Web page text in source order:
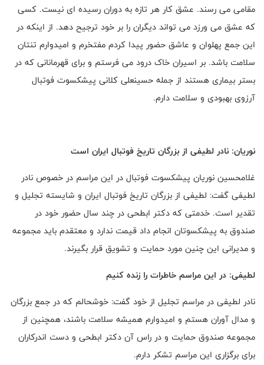
مقامی می رسند. عشق کار هر تازه به دوران رسیده ای نیست. کسی
که عشق می ورزد می تواند دیگران را بر خود ترجیح دهد. از اینکه در
این جمع پهلوان و عاشق حضور پیدا کردم مفتخرم و امیدوارم تنتان
سلامت باشد. بر اسیران خاک درود می فرستم و برای قهرمانانی که در
بستر بیماری هستند از جمله حسینعلی کلانی پیشکسوت فوتبال
آرزوی بهبودی و سلامت دارم.
نوریان: نادر لطیفی از بزرگان تاریخ فوتبال ایران است
غلامحسین نوریان پیشکسوت فوتبال در این مراسم در خصوص نادر
لطیفی گفت: لطیفی از بزرگان تاریخ فوتبال ایران و شایسته تجلیل و
تقدیر است. خدمتی که دکتر ابطحی در چند سال حضور خود در
صندوق به پیشکسوتان انجام داد قیمت ندارد و معتقدم باید مجموعه
و مدیرانی این چنین مورد حمایت و تشویق قرار بگیرند.
لطیفی: در این مراسم خاطرات را زنده کنیم
نادر لطیفی در مراسم تجلیل از خود گفت: خوشحالم که در جمع بزرگان
و مدال آوران هستم و امیدوارم همیشه سلامت باشند، همچنین از
مجموعه صندوق حمایت و در راس آن دکتر ابطحی و دست اندرکاران
برای برگزاری این مراسم تشکر دارم.